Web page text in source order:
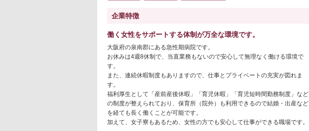
企業特徴
働く女性をサポートする体制が万全な環境です。
大阪府の泉南郡にある急性期病院です。
お休みは4週8休制で、当直業務もないので安心して無理なく働ける環境で
す。
また、連続休暇制度もありますので、仕事とプライベートの充実が図れま
す。
福利厚生として「産前産後休暇」「育児休暇」「育児短時間勤務制度」など
の制度が整えられており、保育所（院外）も利用できるので結婚・出産など
を経ても長く働くことが可能です。
加えて、女子寮もあるため、女性の方でも安心して仕事ができる職場です。